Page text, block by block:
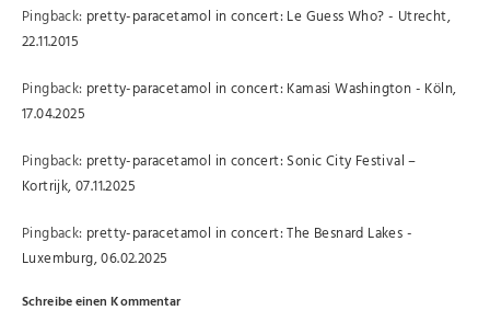
Pingback: pretty-paracetamol in concert: Le Guess Who? - Utrecht,
22.11.2015
Pingback: pretty-paracetamol in concert: Kamasi Washington - Köln,
17.04.2025
Pingback: pretty-paracetamol in concert: Sonic City Festival –
Kortrijk, 07.11.2025
Pingback: pretty-paracetamol in concert: The Besnard Lakes -
Luxemburg, 06.02.2025
Schreibe einen Kommentar